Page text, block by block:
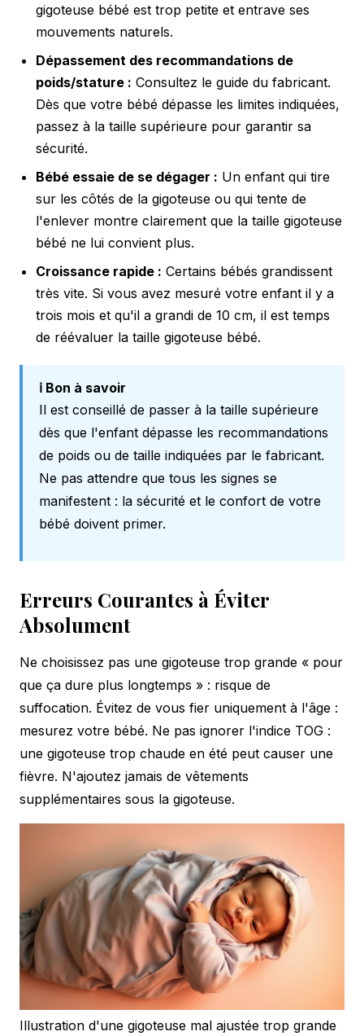
gigoteuse bébé est trop petite et entrave ses
mouvements naturels.
Dépassement des recommandations de
poids/stature : Consultez le guide du fabricant.
Dès que votre bébé dépasse les limites indiquées,
passez à la taille supérieure pour garantir sa
sécurité.
Bébé essaie de se dégager : Un enfant qui tire
sur les côtés de la gigoteuse ou qui tente de
l'enlever montre clairement que la taille gigoteuse
bébé ne lui convient plus.
Croissance rapide : Certains bébés grandissent
très vite. Si vous avez mesuré votre enfant il y a
trois mois et qu'il a grandi de 10 cm, il est temps
de réévaluer la taille gigoteuse bébé.
ℹ️ Bon à savoir
Il est conseillé de passer à la taille supérieure
dès que l'enfant dépasse les recommandations
de poids ou de taille indiquées par le fabricant.
Ne pas attendre que tous les signes se
manifestent : la sécurité et le confort de votre
bébé doivent primer.
Erreurs Courantes à Éviter
Absolument
Ne choisissez pas une gigoteuse trop grande « pour
que ça dure plus longtemps » : risque de
suffocation. Évitez de vous fier uniquement à l'âge :
mesurez votre bébé. Ne pas ignorer l'indice TOG :
une gigoteuse trop chaude en été peut causer une
fièvre. N'ajoutez jamais de vêtements
supplémentaires sous la gigoteuse.
Illustration d'une gigoteuse mal ajustée trop grande